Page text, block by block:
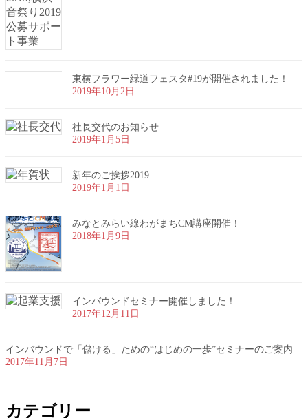
東横フラワー緑道フェスタ#19が開催されました！
2019年10月2日
社長交代のお知らせ
2019年1月5日
新年のご挨拶2019
2019年1月1日
みなとみらい線わがまちCM講座開催！
2018年1月9日
インバウンドセミナー開催しました！
2017年12月11日
インバウンドで「儲ける」ための“はじめの一歩”セミナーのご案内
2017年11月7日
カテゴリー